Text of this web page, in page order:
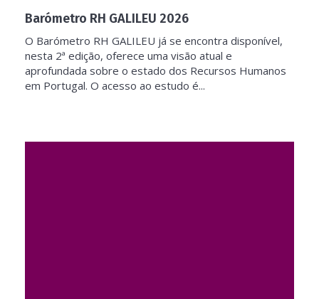
Barómetro RH GALILEU 2026
O Barómetro RH GALILEU já se encontra disponível,
nesta 2ª edição, oferece uma visão atual e
aprofundada sobre o estado dos Recursos Humanos
em Portugal. O acesso ao estudo é...